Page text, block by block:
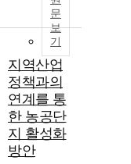
문
보
기
지역산업
정책과의
연계를 통
한 농공단
지 활성화
방안